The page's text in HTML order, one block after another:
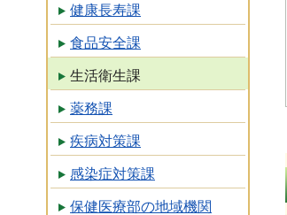
健康長寿課
食品安全課
生活衛生課
薬務課
疾病対策課
感染症対策課
保健医療部の地域機関